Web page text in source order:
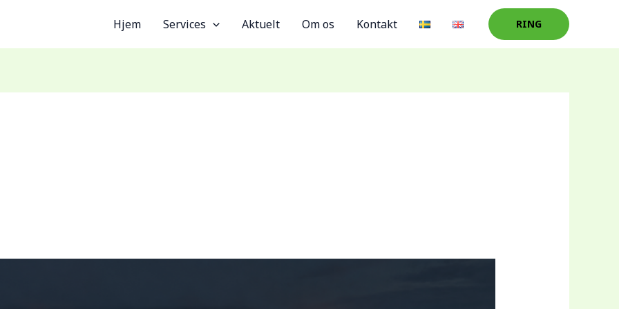
Hjem Services Aktuelt Om os Kontakt RING